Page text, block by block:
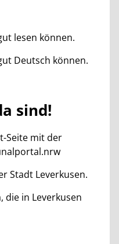
lesen können.
Deutsch können.
sind!
Seite mit der
Stadt Leverkusen.
die in Leverkusen